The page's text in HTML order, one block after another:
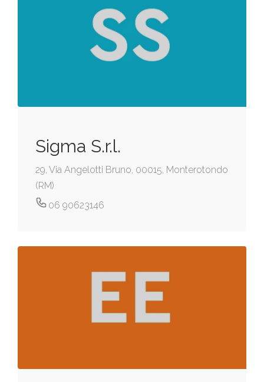
Sigma S.r.l.
29, Via Angelotti Bruno, 00015, Monterotondo
(RM)
06 90623146